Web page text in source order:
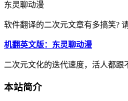
东灵聊动漫
软件翻译的二次元文章有多搞笑?
机翻英文版：东灵聊动漫
二次元文化的迭代速度，活人都跟
本站简介